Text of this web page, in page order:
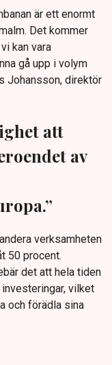
är ett enormt
Det kommer
kan vara
gå upp i volym
Johansson, direktör
att
av
verksamheten
50 procent.
det att hela tiden
vilket
och förädla sina